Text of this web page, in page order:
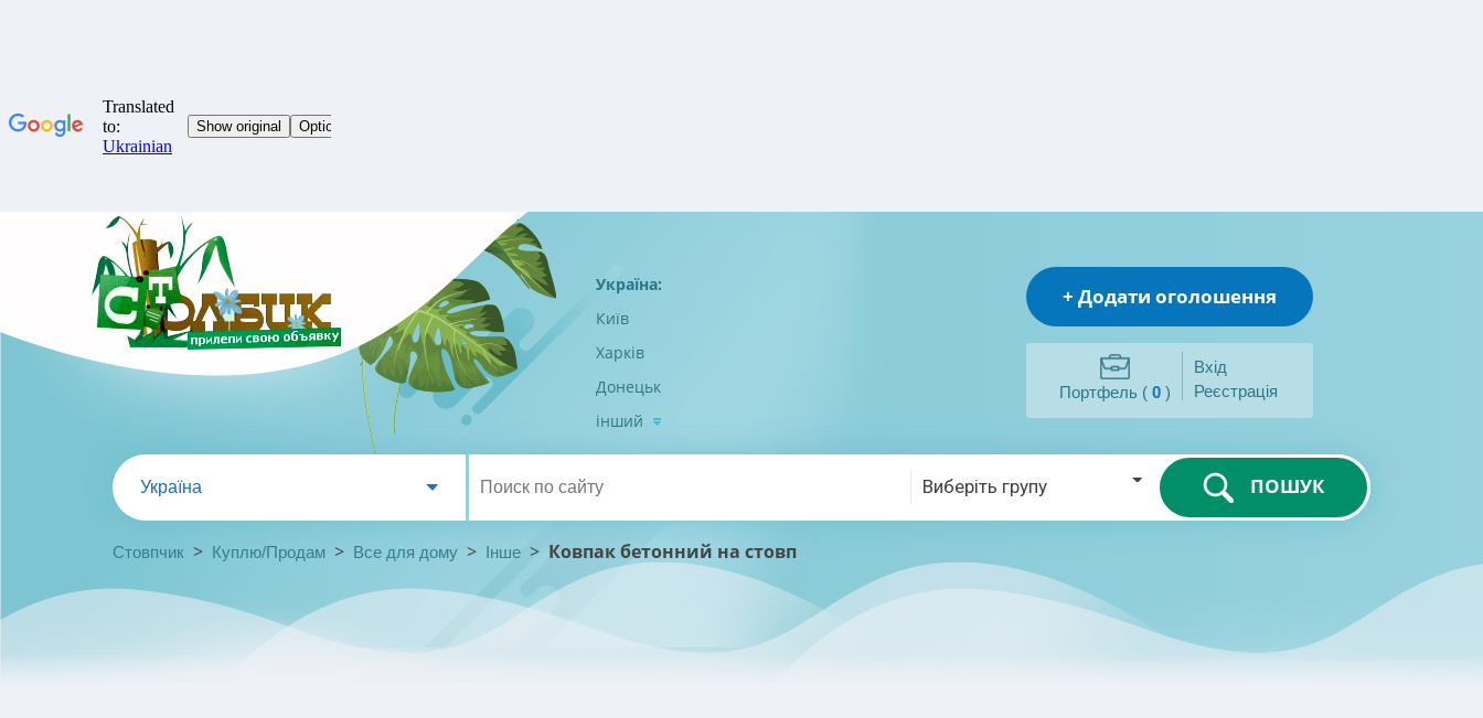
Україна:
Київ
Харків
Донецьк
інший
+ Додати оголошення
Портфель ( 0 )
Вхід
Реєстрація
Україна Виберіть групу ПОШУК
Стовпчик > Куплю/Продам > Все для дому > Інше > Ковпак бетонний на стовп